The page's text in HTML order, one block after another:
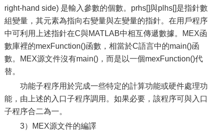
right-hand side) 是輸入參數的個數。prhs[]與plhs[]是指針數
組變量，其元素為指向右變量與左變量的指針。在用戶程序
中可利用上述指針在C與MATLAB中相互傳遞數據。MEX函
數庫裡的mexFunction()函數，相當於C語言中的main()函
數。MEX源文件沒有main()，而是以一個mexFunction()代
替。
功能子程序用於完成一些特定的計算功能或硬件處理功
能，由上述的入口子程序調用。如果必要，該程序可與入口
子程序合二為一。
3）MEX源文件的編譯